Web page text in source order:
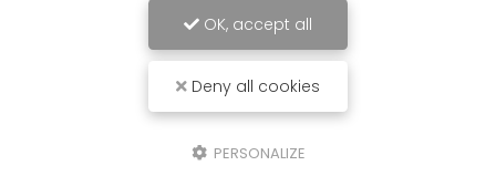
OK, accept all
Deny all cookies
PERSONALIZE